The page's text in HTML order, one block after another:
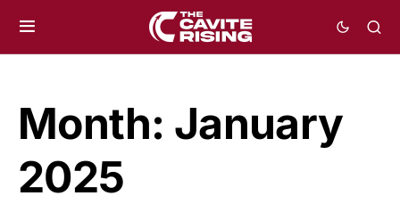
Month: January
2025